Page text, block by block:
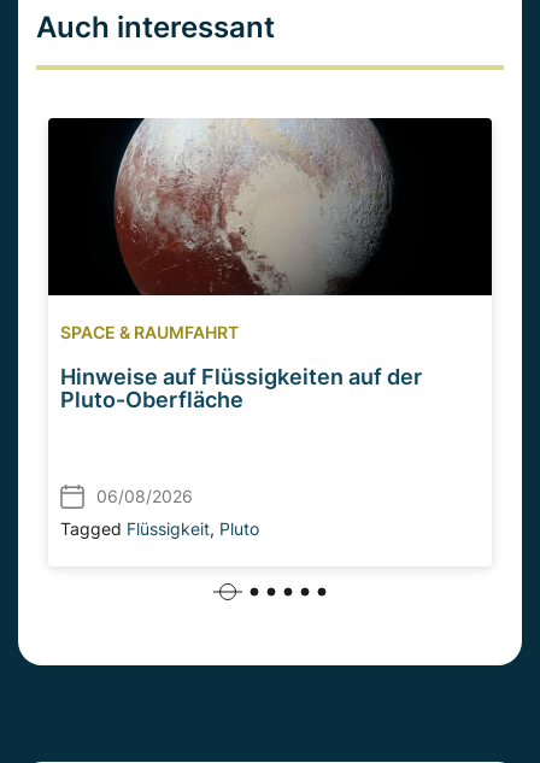
Auch interessant
SPACE & RAUMFAHRT
Hinweise auf Flüssigkeiten auf der
Pluto-Oberfläche
06/08/2026
Tagged Flüssigkeit, Pluto